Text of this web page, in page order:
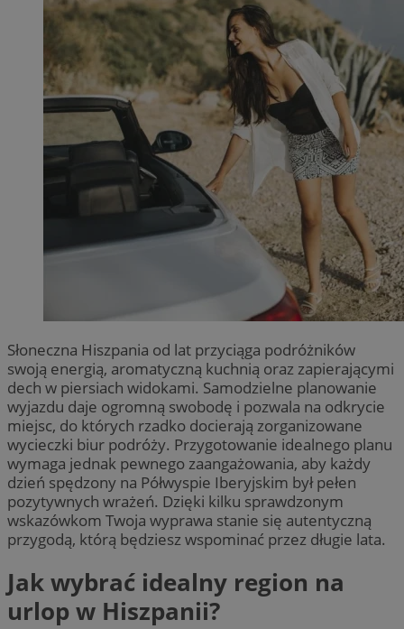
Słoneczna Hiszpania od lat przyciąga podróżników
swoją energią, aromatyczną kuchnią oraz zapierającymi
dech w piersiach widokami. Samodzielne planowanie
wyjazdu daje ogromną swobodę i pozwala na odkrycie
miejsc, do których rzadko docierają zorganizowane
wycieczki biur podróży. Przygotowanie idealnego planu
wymaga jednak pewnego zaangażowania, aby każdy
dzień spędzony na Półwyspie Iberyjskim był pełen
pozytywnych wrażeń. Dzięki kilku sprawdzonym
wskazówkom Twoja wyprawa stanie się autentyczną
przygodą, którą będziesz wspominać przez długie lata.
Jak wybrać idealny region na
urlop w Hiszpanii?